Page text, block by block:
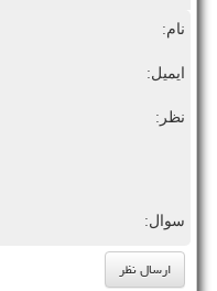
نام:
ایمیل:
نظر:
سوال: